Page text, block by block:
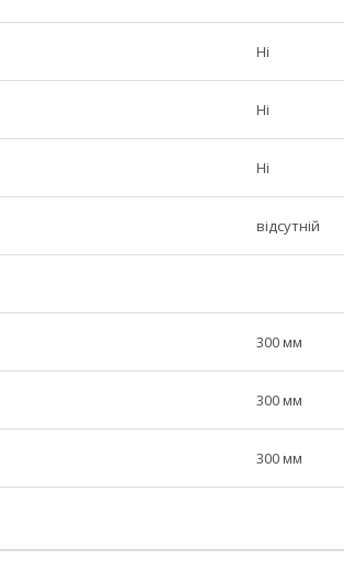
Ні
Ні
Ні
відсутній
300 мм
300 мм
300 мм